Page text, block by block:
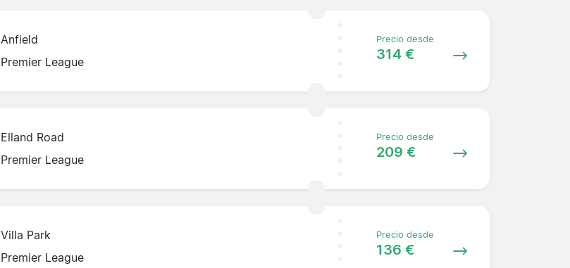
Anfield
Premier League
Precio desde
314 €
Elland Road
Premier League
Precio desde
209 €
Villa Park
Premier League
Precio desde
136 €